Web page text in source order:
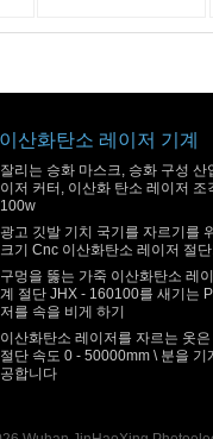
이산화탄소 레이저 기계
잘리는 승화 마스크, 승화 구성 산
이저 커터, 이산화 탄소 레이저 조
100w
광고 깃발 기치 국기를 자르기를
크기 Cnc 이산화탄소 레이저 절단
구멍을 뚫는 가죽 이산화탄소 레이
계 절단 JHX - 160100를 새기는
저를 속을 비게 하기
이산화탄소 레이저를 자르는 옷은
절단 속도 0 - 50000mm \ 분을 기
공합니다